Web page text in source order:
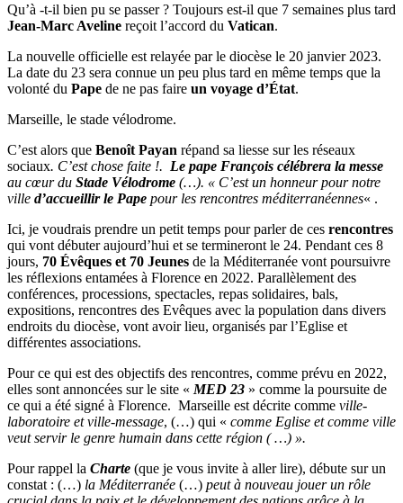
Qu’à -t-il bien pu se passer ? Toujours est-il que 7 semaines plus tard
Jean-Marc Aveline reçoit l’accord du Vatican.
La nouvelle officielle est relayée par le diocèse le 20 janvier 2023.
La date du 23 sera connue un peu plus tard en même temps que la
volonté du Pape de ne pas faire un voyage d’État.
Marseille, le stade vélodrome.
C’est alors que Benoît Payan répand sa liesse sur les réseaux
sociaux. C’est chose faite !. Le pape François célébrera la messe
au cœur du Stade Vélodrome (…). « C’est un honneur pour notre
ville d’accueillir le Pape pour les rencontres méditerranéennes« .
Ici, je voudrais prendre un petit temps pour parler de ces rencontres
qui vont débuter aujourd’hui et se termineront le 24. Pendant ces 8
jours, 70 Évêques et 70 Jeunes de la Méditerranée vont poursuivre
les réflexions entamées à Florence en 2022. Parallèlement des
conférences, processions, spectacles, repas solidaires, bals,
expositions, rencontres des Evêques avec la population dans divers
endroits du diocèse, vont avoir lieu, organisés par l’Eglise et
différentes associations.
Pour ce qui est des objectifs des rencontres, comme prévu en 2022,
elles sont annoncées sur le site « MED 23 » comme la poursuite de
ce qui a été signé à Florence. Marseille est décrite comme ville-
laboratoire et ville-message, (…) qui « comme Eglise et comme ville
veut servir le genre humain dans cette région ( …) ».
Pour rappel la Charte (que je vous invite à aller lire), débute sur un
constat : (…) la Méditerranée (…) peut à nouveau jouer un rôle